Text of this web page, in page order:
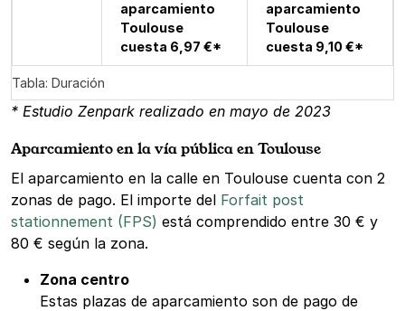
Tabla: Duración
aparcamiento
Toulouse
cuesta 6,97 €*
aparcamiento
Toulouse
cuesta 9,10 €*
* Estudio Zenpark realizado en mayo de 2023
Aparcamiento en la vía pública en Toulouse
El aparcamiento en la calle en Toulouse cuenta con 2
zonas de pago. El importe del Forfait post
stationnement (FPS) está comprendido entre 30 € y
80 € según la zona.
Zona centro
Estas plazas de aparcamiento son de pago de